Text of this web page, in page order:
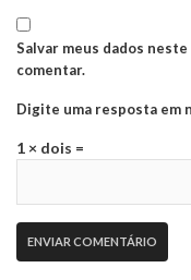
Salvar meus dados
comentar.
Digite uma resposta em
1 × dois =